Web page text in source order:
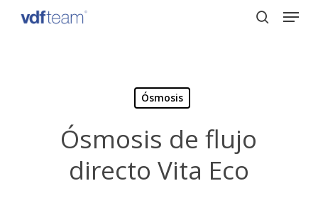
Menu
Ósmosis
Ósmosis de flujo
directo Vita Eco